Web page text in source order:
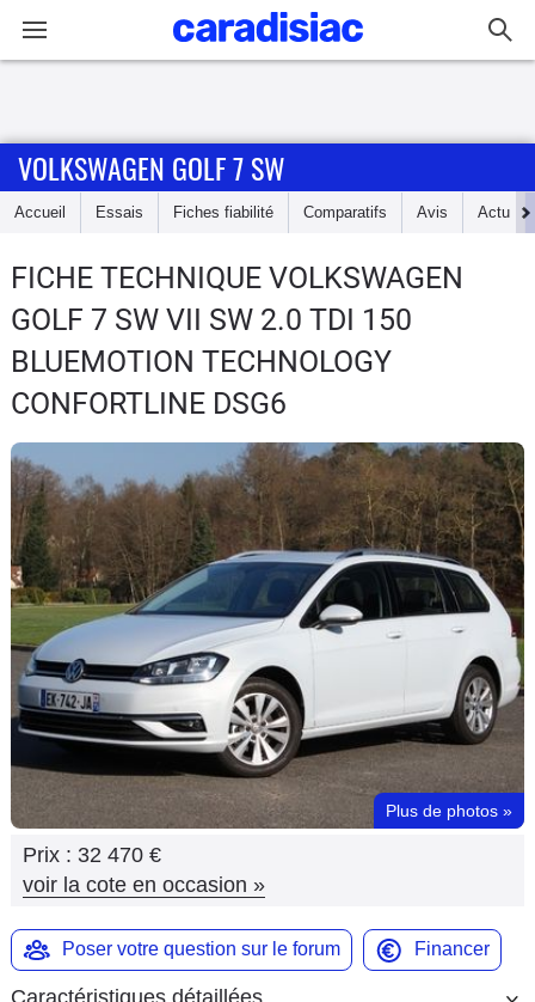
Accueil
Essais
Guide
d'achat
Electriques
Utilitaires
Flottes
Auto
Services
Forum
Moto
VOLKSWAGEN GOLF 7 SW
Accueil Essais Fiches fiabilité Comparatifs Avis Actu
FICHE TECHNIQUE VOLKSWAGEN
GOLF 7 SW VII SW 2.0 TDI 150
BLUEMOTION TECHNOLOGY
CONFORTLINE DSG6
Plus de photos »
Prix : 32 470 €
voir la cote en occasion »
Poser votre question sur le forum Financer
Caractéristiques détaillées